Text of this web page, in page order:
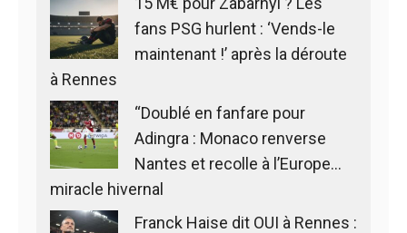
fans PSG hurlent : ‘Vends-le
maintenant !’ après la déroute
à Rennes
“Doublé en fanfare pour
Adingra : Monaco renverse
Nantes et recolle à l’Europe…
miracle hivernal
Franck Haise dit OUI à Rennes :